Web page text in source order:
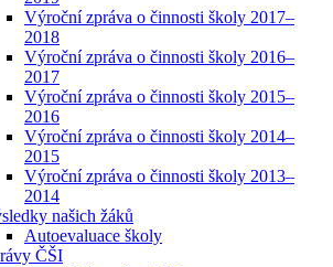
Výroční zpráva o činnosti školy 2017–
2018
Výroční zpráva o činnosti školy 2016–
2017
Výroční zpráva o činnosti školy 2015–
2016
Výroční zpráva o činnosti školy 2014–
2015
Výroční zpráva o činnosti školy 2013–
2014
našich žáků
Autoevaluace školy
ČŠI